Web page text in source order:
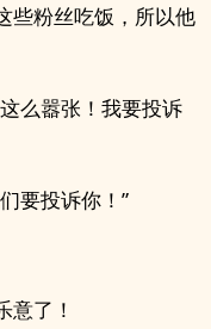
些粉丝吃饭，所以他
么嚣张！我要投诉
要投诉你！”
意了！